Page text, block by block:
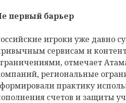
первый барьер
игроки уже давно
сервисам и
отмечает
региональные
практику
счетов и защиты